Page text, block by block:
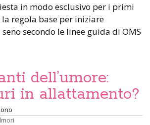
in modo esclusivo per i primi
regola base per iniziare
secondo le linee guida di OMS
dell’umore:
in allattamento?